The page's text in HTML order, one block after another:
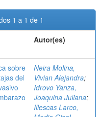
1 a 1 de 1
Autor(es)
sobre
del
Neira Molina,
Vivian Alejandra;
Idrovo Yanza,
Joaquina Juliana;
Illescas Larco,